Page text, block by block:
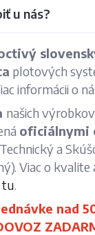
u nás?
plotových
informácii o
našich
oficiálnymi
a
Viac o
tu.
nad